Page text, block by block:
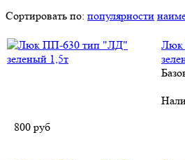
Сортировать по: популярности
Люк
800 руб